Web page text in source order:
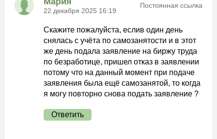
22 декабря 2025 16:19
Постоянная ссылка
Скажите пожалуйста, еслив один день
снялась с учёта по самозанятости и в этот
же день подала заявление на биржу труда
по безработице, пришел отказ в заявлении
потому что на данный момент при подаче
заявления была ещё самозанятой, то когда
я могу повторно снова подать заявление ?
Ответить